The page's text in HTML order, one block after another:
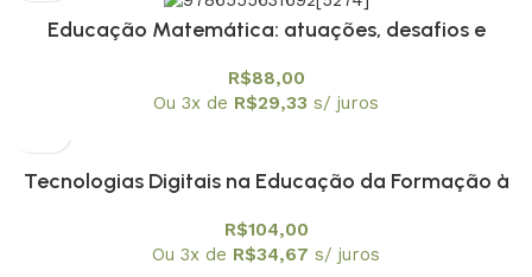
Educação Matemática: atuações, desafios e
de fevereiro
R$88,00
Ou 3x de R$29,33 s/ juros
Tecnologias Digitais na Educação da Formação à
R$104,00
Ou 3x de R$34,67 s/ juros